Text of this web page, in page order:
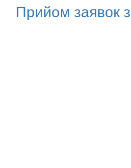
Прийом заявок